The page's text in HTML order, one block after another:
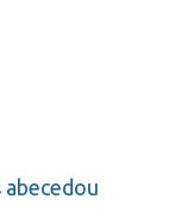
abecedou